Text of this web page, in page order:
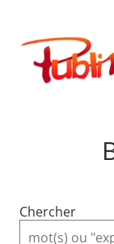
contenu
Publimath
Chercher